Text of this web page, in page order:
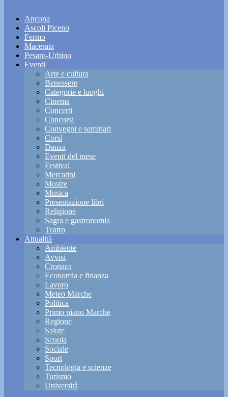
Ancona
Ascoli Piceno
Fermo
Macerata
Pesaro-Urbino
Eventi
Arte e cultura
Benessere
Categorie e luoghi
Cinema
Concerti
Concorsi
Convegni e seminari
Corsi
Danza
Eventi del mese
Festival
Mercatini
Mostre
Musica
Presentazione libri
Religione
Sagra e gastronomia
Teatro
Attualità
Ambiente
Avvisi
Cronaca
Economia e finanza
Lavoro
Meteo Marche
Politica
Primo piano Marche
Regione
Salute
Scuola
Sociale
Sport
Tecnologia e scienze
Turismo
Università